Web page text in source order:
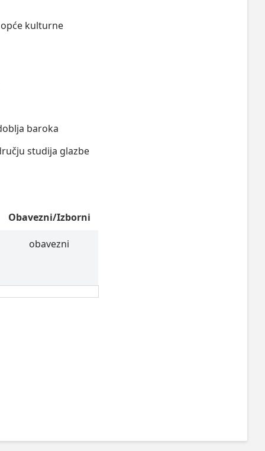
kulturne
baroka
studija glazbe
Obavezni/Izborni
obavezni